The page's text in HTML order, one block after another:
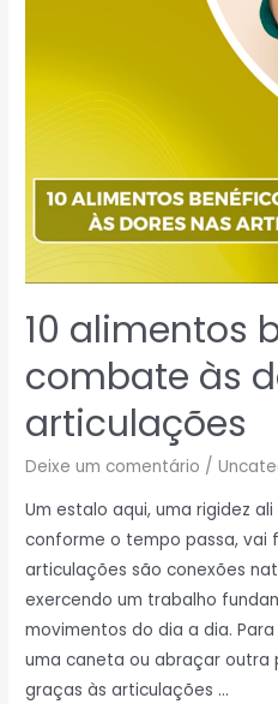
10 alimentos
combate às
articulações
Deixe um comentário /
Um estalo aqui, uma rigidez
conforme o tempo passa, vai
articulações são conexões
exercendo um trabalho
movimentos do dia a dia.
uma caneta ou abraçar outra
graças às articulações …